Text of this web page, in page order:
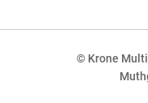
© Krone